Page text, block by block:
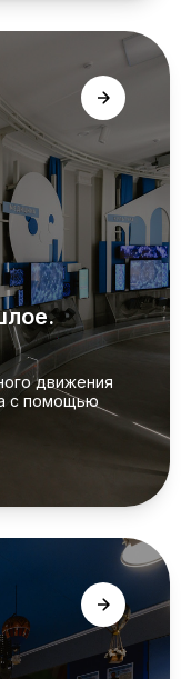
движения
с помощью